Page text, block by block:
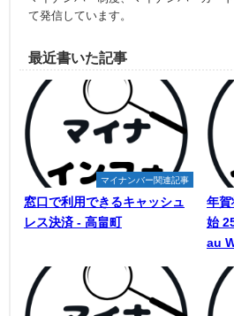
て発信しています。
最近書いた記事
マイナンバー関連記事
窓口で利用できるキャッシュ
レス決済 - 高畠町
年賀
始
au